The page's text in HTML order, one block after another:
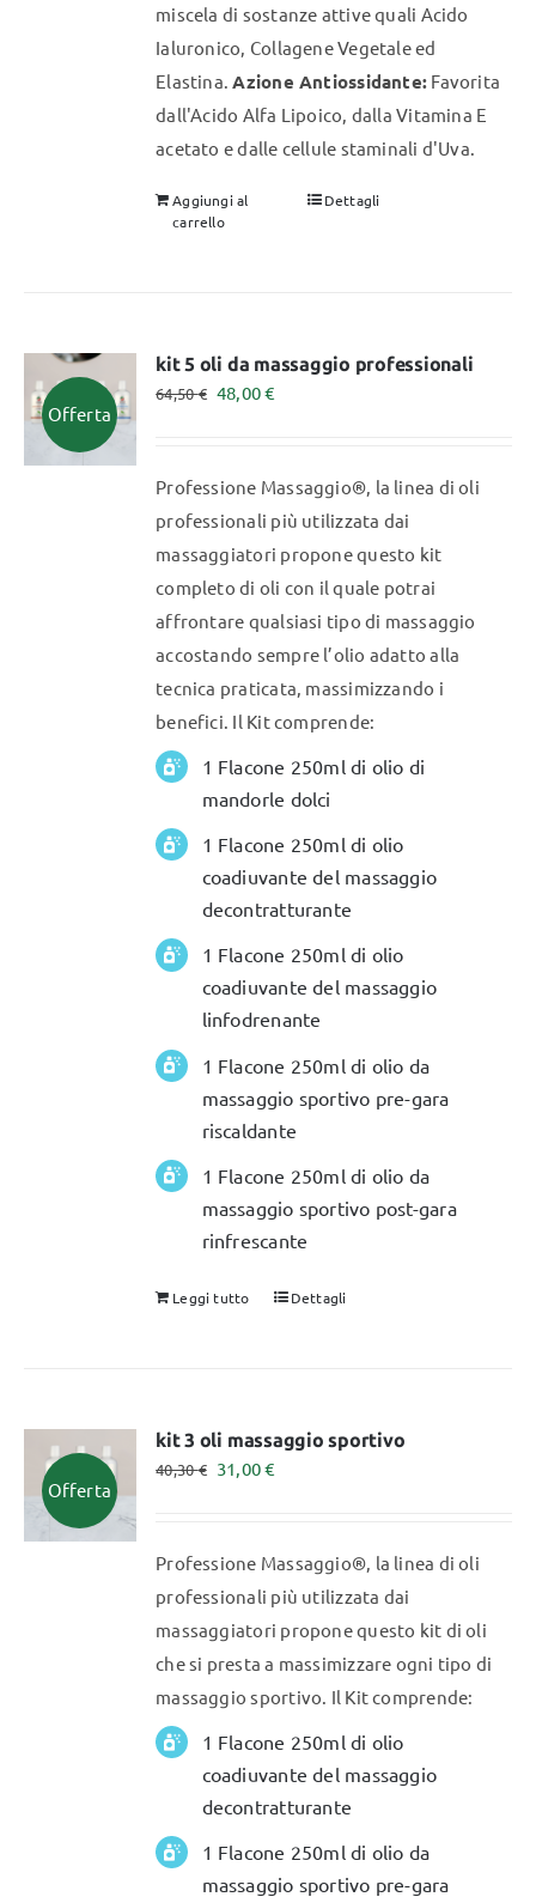
miscela di sostanze attive quali Acido
Ialuronico, Collagene Vegetale ed
Elastina.Azione Antiossidante: Favorita
dall'Acido Alfa Lipoico, dalla Vitamina E
acetato e dalle cellule staminali d'Uva.
Aggiungi al
carrello
Dettagli
Offerta
kit 5 oli da massaggio professionali
64,50€ Il
era:
64,50 €.
48,00€Il
è:
48,00 €.
Professione Massaggio®, la linea di oli
professionali più utilizzata dai
massaggiatori propone questo kit
completo di oli con il quale potrai
affrontare qualsiasi tipo di massaggio
accostando sempre l’olio adatto alla
tecnica praticata, massimizzando i
benefici. Il Kit comprende:
1 Flacone 250ml di olio di
mandorle dolci
1 Flacone 250ml di olio
coadiuvante del massaggio
decontratturante
1 Flacone 250ml di olio
coadiuvante del massaggio
linfodrenante
1 Flacone 250ml di olio da
massaggio sportivo pre-gara
riscaldante
1 Flacone 250ml di olio da
massaggio sportivo post-gara
rinfrescante
Leggi tutto Dettagli
Offerta
kit 3 oli massaggio sportivo
40,30€ Il
era:
40,30 €.
31,00€Il
è:
31,00 €.
Professione Massaggio®, la linea di oli
professionali più utilizzata dai
massaggiatori propone questo kit di oli
che si presta a massimizzare ogni tipo di
massaggio sportivo. Il Kit comprende:
1 Flacone 250ml di olio
coadiuvante del massaggio
decontratturante
1 Flacone 250ml di olio da
massaggio sportivo pre-gara